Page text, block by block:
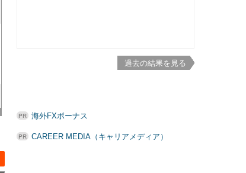
過去の結果を見る
海外FXボーナス
CAREER MEDIA（キャリアメディア）